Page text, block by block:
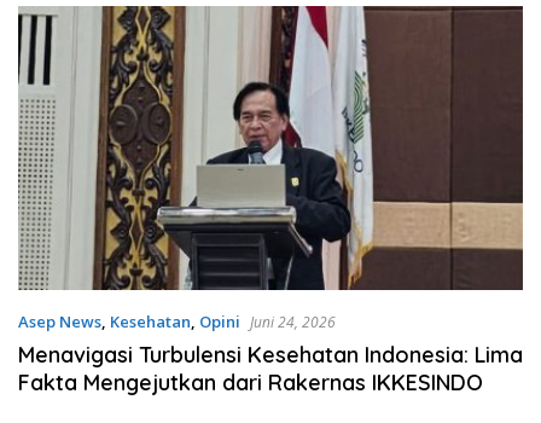
Asep News, Kesehatan, Opini Juni 24, 2026
Menavigasi Turbulensi Kesehatan Indonesia: Lima
Fakta Mengejutkan dari Rakernas IKKESINDO